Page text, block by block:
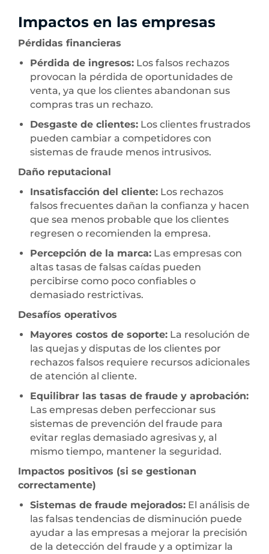
Impactos en las empresas
Pérdidas financieras
Pérdida de ingresos: Los falsos rechazos
provocan la pérdida de oportunidades de
venta, ya que los clientes abandonan sus
compras tras un rechazo.
Desgaste de clientes: Los clientes frustrados
pueden cambiar a competidores con
sistemas de fraude menos intrusivos.
Daño reputacional
Insatisfacción del cliente: Los rechazos
falsos frecuentes dañan la confianza y hacen
que sea menos probable que los clientes
regresen o recomienden la empresa.
Percepción de la marca: Las empresas con
altas tasas de falsas caídas pueden
percibirse como poco confiables o
demasiado restrictivas.
Desafíos operativos
Mayores costos de soporte: La resolución de
las quejas y disputas de los clientes por
rechazos falsos requiere recursos adicionales
de atención al cliente.
Equilibrar las tasas de fraude y aprobación:
Las empresas deben perfeccionar sus
sistemas de prevención del fraude para
evitar reglas demasiado agresivas y, al
mismo tiempo, mantener la seguridad.
Impactos positivos (si se gestionan
correctamente)
Sistemas de fraude mejorados: El análisis de
las falsas tendencias de disminución puede
ayudar a las empresas a mejorar la precisión
de la detección del fraude y a optimizar la